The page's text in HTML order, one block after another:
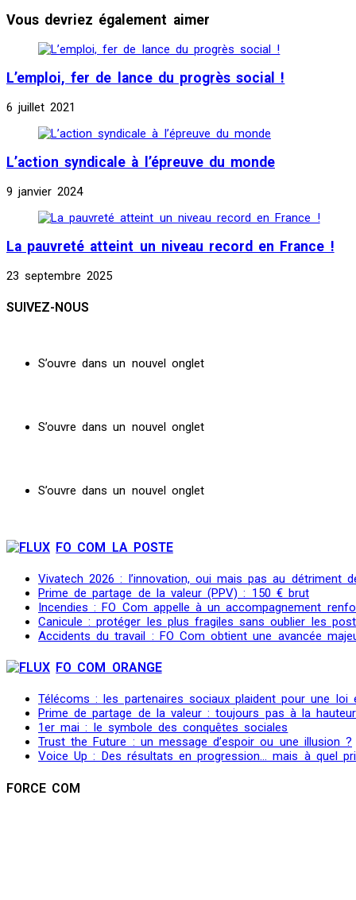
Vous devriez également aimer
L’emploi, fer de lance du progrès social !
6 juillet 2021
L’action syndicale à l’épreuve du monde
9 janvier 2024
La pauvreté atteint un niveau record en France !
23 septembre 2025
SUIVEZ-NOUS
S’ouvre dans un nouvel onglet
S’ouvre dans un nouvel onglet
S’ouvre dans un nouvel onglet
FO COM LA POSTE
Vivatech 2026 : l’innovation, oui mais pas au détriment
Prime de partage de la valeur (PPV) : 150 € brut
Incendies : FO Com appelle à un accompagnement
Canicule : protéger les plus fragiles sans oublier les
Accidents du travail : FO Com obtient une avancée
FO COM ORANGE
Télécoms : les partenaires sociaux plaident pour une loi
Prime de partage de la valeur : toujours pas à la hauteur
1er mai : le symbole des conquêtes sociales
Trust the Future : un message d’espoir ou une illusion ?
Voice Up : Des résultats en progression… mais à quel
FORCE COM